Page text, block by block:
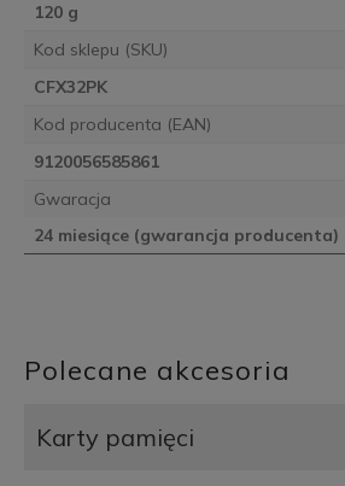
120 g
Kod sklepu (SKU)
CFX32PK
Kod producenta (EAN)
9120056585861
Gwaracja
24 miesiące (gwarancja producenta)
Polecane akcesoria
Karty pamięci